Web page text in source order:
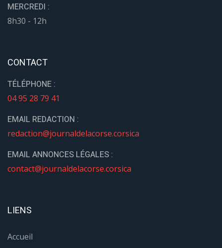
MERCREDI :
8h30 - 12h
CONTACT
TÉLÉPHONE :
04 95 28 79 41
EMAIL REDACTION :
redaction@journaldelacorse.corsica
EMAIL ANNONCES LÉGALES :
contact@journaldelacorse.corsica
LIENS
Accueil